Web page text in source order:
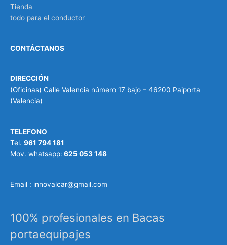
Tienda
todo para el conductor
CONTÁCTANOS
DIRECCIÓN
(Oficinas) Calle Valencia número 17 bajo – 46200 Paiporta
(Valencia)
TELEFONO
Tel. 961 794 181
Mov. whatsapp: 625 053 148
Email : innovalcar@gmail.com
100% profesionales en Bacas
portaequipajes